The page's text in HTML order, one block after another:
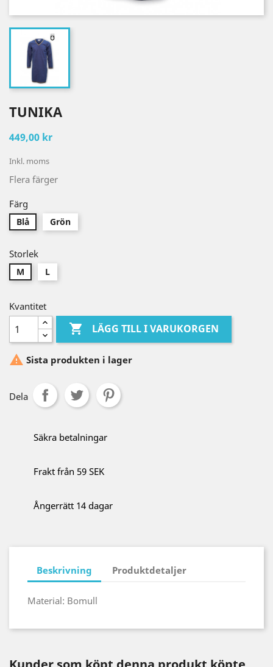
TUNIKA
449,00 kr
Inkl. moms
Flera färger
Färg
Blå Grön
Storlek
M L
Kvantitet
 LÄGG TILL I VARUKORGEN
 Sista produkten i lager
Dela
Säkra betalningar
Frakt från 59 SEK
Ångerrätt 14 dagar
Beskrivning Produktdetaljer
Material: Bomull